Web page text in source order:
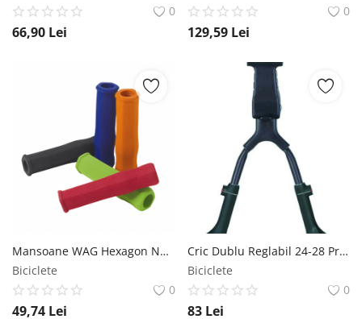
0
66,90 Lei
0
129,59 Lei
Mansoane WAG Hexagon Neoprene, lungime 125mm, culoare albastru WAG
Biciclete
0
49,74 Lei
Cric Dublu Reglabil 24-28 Prindere Mijloc Aluminiu Negru Syncromate
Biciclete
0
83 Lei